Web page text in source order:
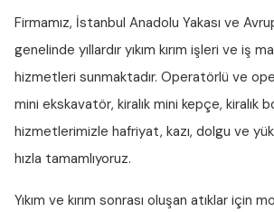
Firmamız, İstanbul Anadolu Yakası ve
genelinde yıllardır yıkım kırım işleri ve iş
hizmetleri sunmaktadır. Operatörlü ve
mini ekskavatör, kiralık mini kepçe, kiralık
hizmetlerimizle hafriyat, kazı, dolgu ve
hızla tamamlıyoruz.
Yıkım ve kırım sonrası oluşan atıklar için